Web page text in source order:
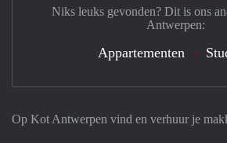
Op Kot Antwerpen vind en verhuur je
Niks leuks gevonden? Dit is ons
Antwerpen:
Appartementen